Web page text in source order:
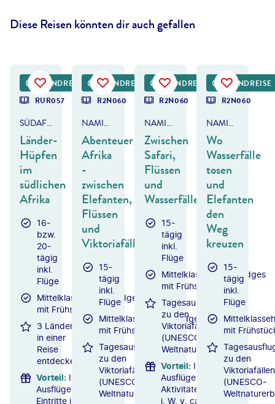
Diese Reisen könnten dir auch gefallen
DEALRUNDREISE
RUR057
SÜDAFRIKA, BOTSWANA & SIMBABWE
Länder-
Hüpfen
im
südlichen
Afrika
16-
bzw.
20-
tägig
inkl.
Flüge
Mittelklassehotels/Lodges
mit Frühstück
3 Länder
in einer
Reise
entdecken
Vorteil: Inkl.
Ausflüge &
Eintritte i.
DEALRUNDREISE
R2N060
NAMIBIA, BOTSWANA & SIMBABWE
Abenteuer
Afrika
-
zwischen
Elefanten,
Flüssen
und
Viktoriafällen
15-
tägig
inkl.
Flüge
Mittelklassehotels/Lodges
mit Frühstück
Tagesausflug
zu den
Viktoriafällen
(UNESCO-
Weltnaturerbe)
DEALRUNDREISE
R2N060
NAMIBIA, BOTSWANA & SIMBABWE
Zwischen
Safari,
Flüssen
und
Wasserfällen
15-
tägig
inkl.
Flüge
Mittelklassehotels/Lodges
mit Frühstück
Tagesausflug
zu den
Viktoriafällen
(UNESCO-
Weltnaturerbe)
Vorteil: Inkl.
Ausflüge &
Aktivitäten
i. W. v. ca.
DEALRUNDREISE
R2N060
NAMIBIA, BOTSWANA & SIMBABWE
Wo
Wasserfälle
tosen
und
Elefanten
den
Weg
kreuzen
15-
tägig
inkl.
Flüge
mit
zu den
Viktoriafällen
(UNESCO-